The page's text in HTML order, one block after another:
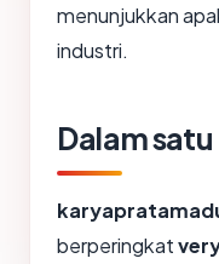
menunjukkan
industri.
Dalam
berperingkat